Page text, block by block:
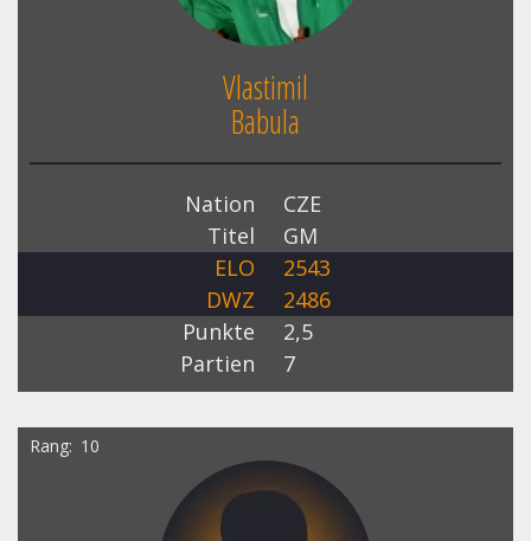
Vlastimil
Babula
Nation
CZE
Titel
GM
ELO
2543
DWZ
2486
Punkte
2,5
Partien
7
Rang 10